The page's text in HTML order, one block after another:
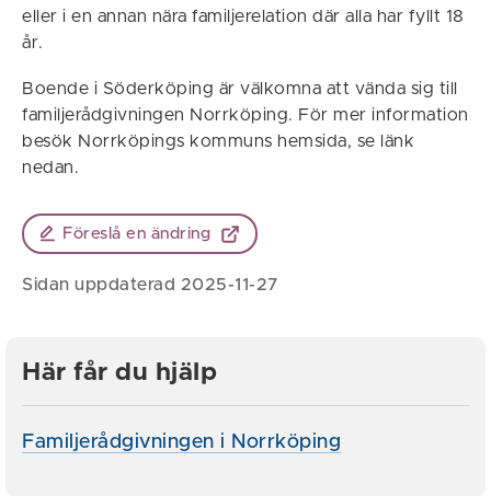
eller i en annan nära familjerelation där alla har fyllt 18
år.
Boende i Söderköping är välkomna att vända sig till
familjerådgivningen Norrköping. För mer information
besök Norrköpings kommuns hemsida, se länk
nedan.
Föreslå en ändring
Sidan uppdaterad 2025-11-27
Här får du hjälp
Familjerådgivningen i Norrköping